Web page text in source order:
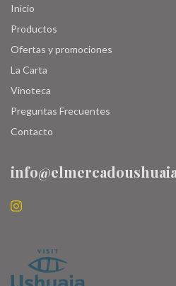
Inicio
Productos
Ofertas y promociones
La Carta
Vinoteca
Preguntas Frecuentes
Contacto